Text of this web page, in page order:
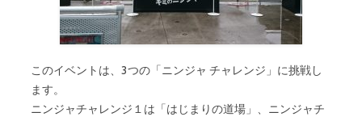
このイベントは、3つの「ニンジャ チャレンジ」に挑戦し
ます。
ニンジャチャレンジ１は「はじまりの道場」、ニンジャチ